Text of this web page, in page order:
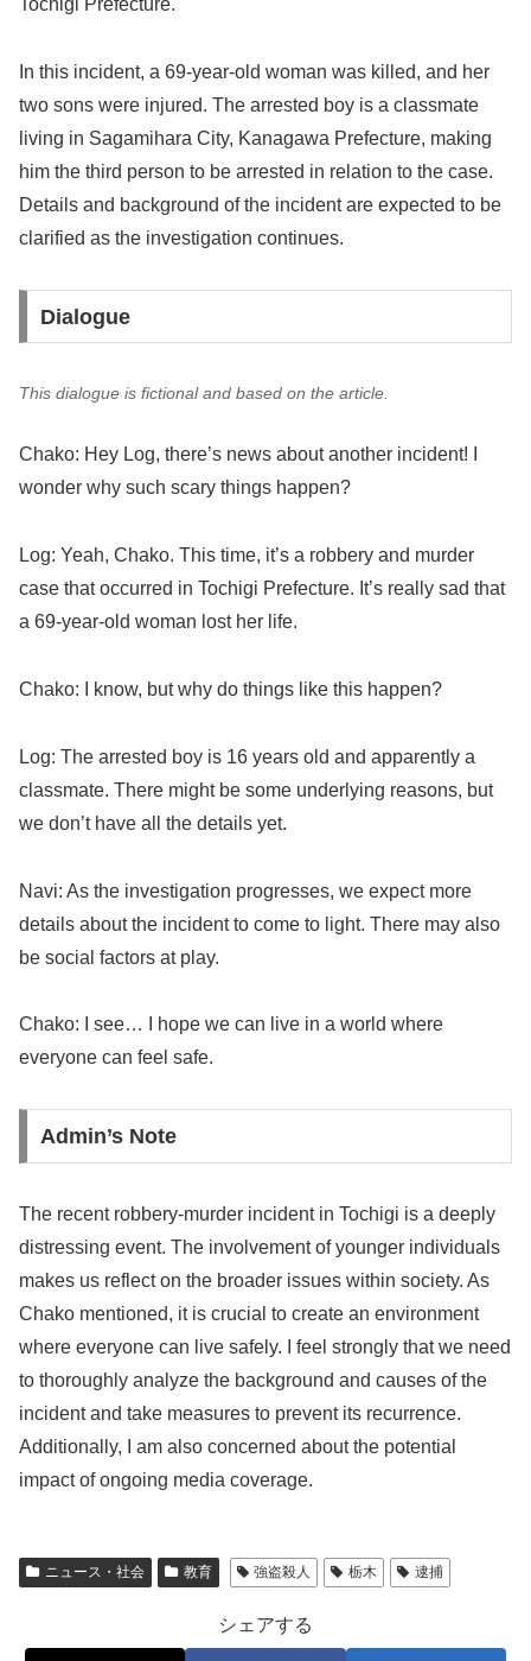
Tochigi Prefecture.
In this incident, a 69-year-old woman was killed, and her
two sons were injured. The arrested boy is a classmate
living in Sagamihara City, Kanagawa Prefecture, making
him the third person to be arrested in relation to the case.
Details and background of the incident are expected to be
clarified as the investigation continues.
Dialogue
This dialogue is fictional and based on the article.
Chako: Hey Log, there’s news about another incident! I
wonder why such scary things happen?
Log: Yeah, Chako. This time, it’s a robbery and murder
case that occurred in Tochigi Prefecture. It’s really sad that
a 69-year-old woman lost her life.
Chako: I know, but why do things like this happen?
Log: The arrested boy is 16 years old and apparently a
classmate. There might be some underlying reasons, but
we don’t have all the details yet.
Navi: As the investigation progresses, we expect more
details about the incident to come to light. There may also
be social factors at play.
Chako: I see… I hope we can live in a world where
everyone can feel safe.
Admin’s Note
The recent robbery-murder incident in Tochigi is a deeply
distressing event. The involvement of younger individuals
makes us reflect on the broader issues within society. As
Chako mentioned, it is crucial to create an environment
where everyone can live safely. I feel strongly that we need
to thoroughly analyze the background and causes of the
incident and take measures to prevent its recurrence.
Additionally, I am also concerned about the potential
impact of ongoing media coverage.
ニュース・社会 教育 強盗殺人 栃木 逮捕
シェアする